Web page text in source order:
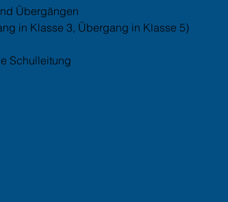
Übergängen
in Klasse 3, Übergang in Klasse 5)
Schulleitung